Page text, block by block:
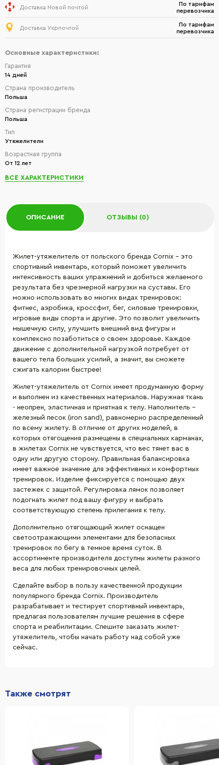
Доставка Новой почтой
По тарифам
перевозчика
Доставка Укрпочтой
По тарифам
перевозчика
Основные характеристики:
Гарантия
14 дней
Страна производитель
Польша
Страна регистрации бренда
Польша
Тип
Утяжелители
Возрастная группа
От 12 лет
ВСЕ ХАРАКТЕРИСТИКИ
ОПИСАНИЕ ОТЗЫВЫ (0)
Жилет-утяжелитель от польского бренда Cornix - это
спортивный инвентарь, который поможет увеличить
интенсивность ваших упражнений и добиться желаемого
результата без чрезмерной нагрузки на суставы. Его
можно использовать во многих видах тренировок:
фитнес, аэробика, кроссфит, бег, силовые тренировки,
игровые виды спорта и другие. Это позволит увеличить
мышечную силу, улучшить внешний вид фигуры и
комплексно позаботиться о своем здоровье. Каждое
движение с дополнительной нагрузкой потребует от
вашего тела больших усилий, а значит, вы сможете
сжигать калории быстрее!
Жилет-утяжелитель от Cornix имеет продуманную форму
и выполнен из качественных материалов. Наружная ткань
- неопрен, эластичная и приятная к телу. Наполнитель -
железный песок (iron sand), равномерно распределенный
по всему жилету. В отличие от других моделей, в
которых отягощения размещены в специальных карманах,
в жилетах Cornix не чувствуется, что вес тянет вас в
одну или другую сторону. Правильная балансировка
имеет важное значение для эффективных и комфортных
тренировок. Изделие фиксируется с помощью двух
застежек с защитой. Регулировка лямок позволяет
подогнать жилет под вашу фигуру и выбрать
соответствующую степень прилегания к телу.
Дополнительно отягощающий жилет оснащен
светоотражающими элементами для безопасных
тренировок по бегу в темное время суток. В
ассортименте производителя доступны жилеты разного
веса для любых тренировочных целей.
Сделайте выбор в пользу качественной продукции
популярного бренда Cornix. Производитель
разрабатывает и тестирует спортивный инвентарь,
предлагая пользователям лучшие решения в сфере
спорта и реабилитации. Спешите заказать жилет-
утяжелитель, чтобы начать работу над собой уже
сейчас.
Также смотрят